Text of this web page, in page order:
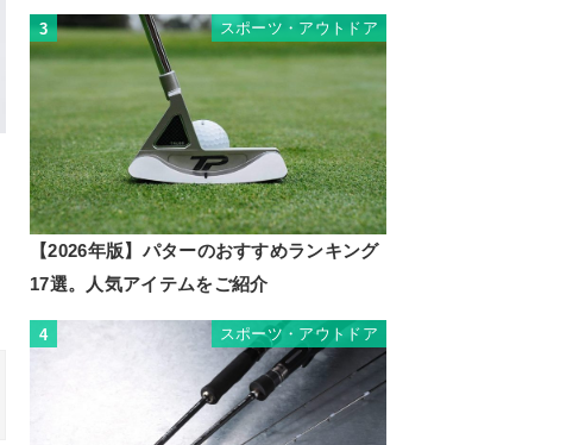
3 スポーツ・アウトドア
【2026年版】パターのおすすめランキング
17選。人気アイテムをご紹介
4 スポーツ・アウトドア